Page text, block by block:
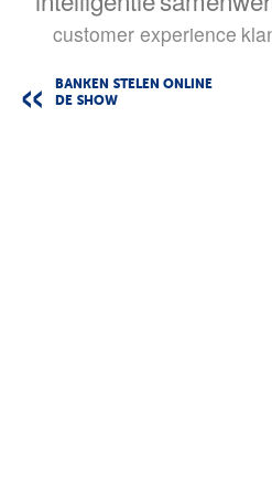
customer experience
BANKEN STELEN ONLINE
DE SHOW